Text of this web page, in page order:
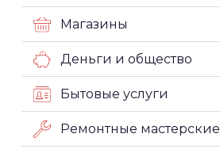
Магазины
Деньги и общество
Бытовые услуги
Ремонтные мастерские